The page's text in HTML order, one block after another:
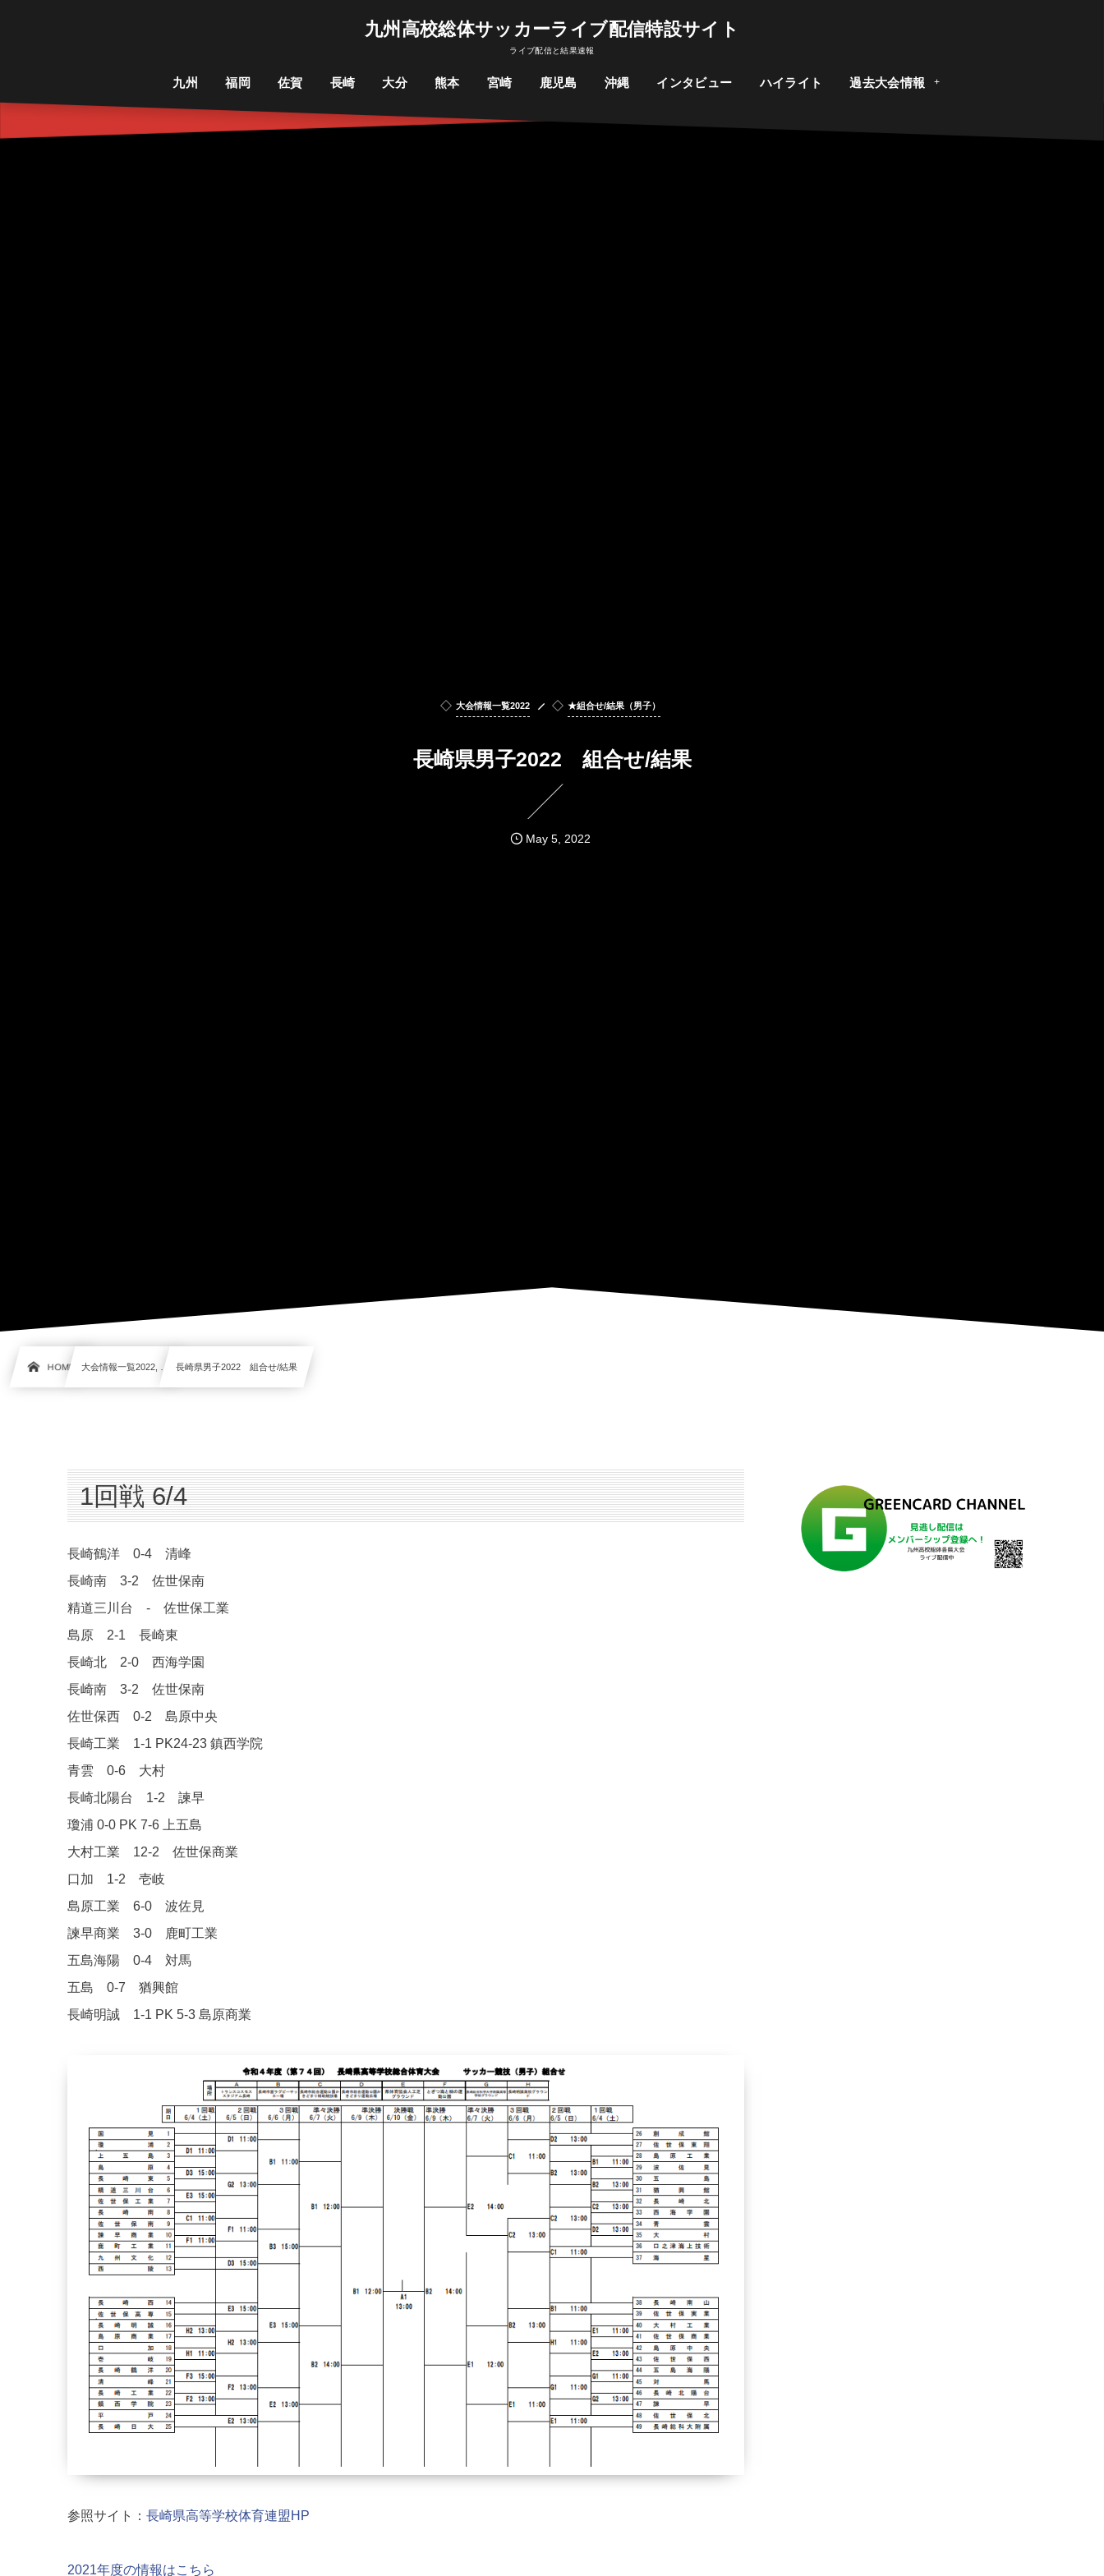
九州高校総体サッカーライブ配信特設サイト
ライブ配信と結果速報
九州 福岡 佐賀 長崎 大分 熊本 宮崎 鹿児島 沖縄 インタビュー ハイライト 過去大会情報
大会情報一覧2022 ★組合せ/結果（男子）
長崎県男子2022 組合せ/結果
May 5, 2022
HOME 大会情報一覧2022, … 長崎県男子2022 組合せ/結果
1回戦 6/4
長崎鶴洋 0-4 清峰
長崎南 3-2 佐世保南
精道三川台 - 佐世保工業
島原 2-1 長崎東
長崎北 2-0 西海学園
長崎南 3-2 佐世保南
佐世保西 0-2 島原中央
長崎工業 1-1 PK24-23 鎮西学院
青雲 0-6 大村
長崎北陽台 1-2 諫早
瓊浦 0-0 PK 7-6 上五島
大村工業 12-2 佐世保商業
口加 1-2 壱岐
島原工業 6-0 波佐見
諫早商業 3-0 鹿町工業
五島海陽 0-4 対馬
五島 0-7 猶興館
長崎明誠 1-1 PK 5-3 島原商業
参照サイト： 長崎県高等学校体育連盟HP
2021年度の情報はこちら